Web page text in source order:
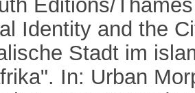
Editions/
Identity and the
Stadt im
In: Urban